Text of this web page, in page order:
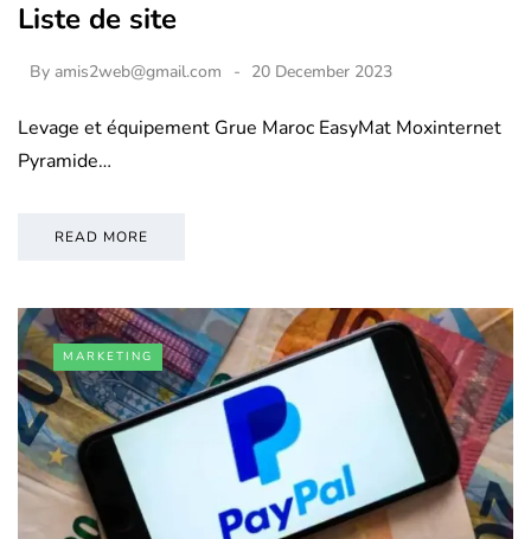
Liste de site
By amis2web@gmail.com 20 December 2023
Levage et équipement Grue Maroc EasyMat Moxinternet
Pyramide…
READ MORE
MARKETING